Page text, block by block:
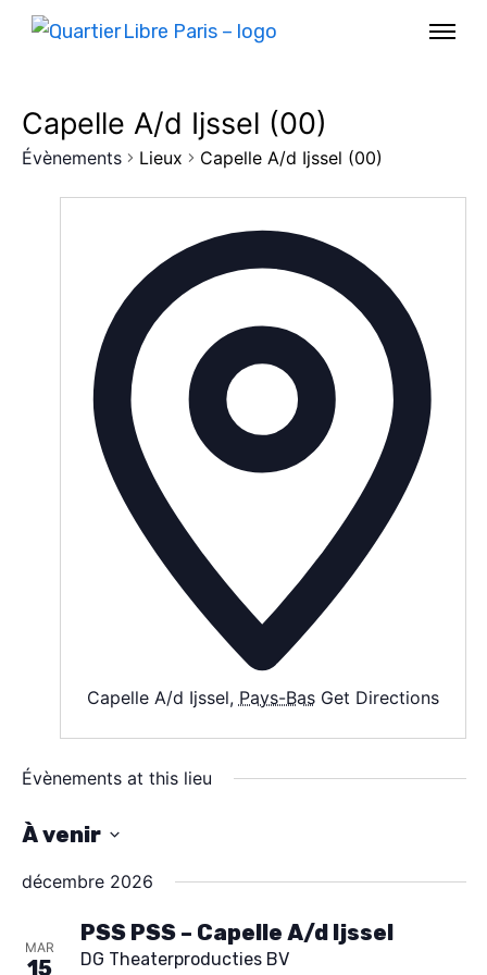
AGENDA
SPECTACLE
À PROPOS
CONTACT
Capelle A/d Ijssel (00)
Évènements Lieux Capelle A/d Ijssel (00)
Capelle A/d Ijssel, Pays-Bas Get Directions
Évènements at this lieu
À venir
e
décembre 2026
MAR
15
PSS PSS – Capelle A/d Ijssel
DG Theaterproducties BV